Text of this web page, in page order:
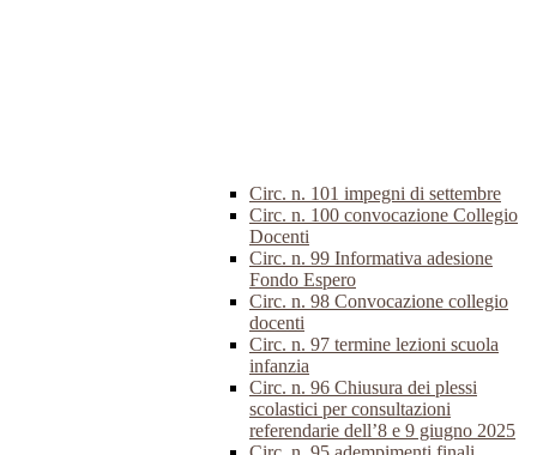
Circ. n. 101 impegni di settembre
Circ. n. 100 convocazione Collegio
Docenti
Circ. n. 99 Informativa adesione
Fondo Espero
Circ. n. 98 Convocazione collegio
docenti
Circ. n. 97 termine lezioni scuola
infanzia
Circ. n. 96 Chiusura dei plessi
scolastici per consultazioni
referendarie dell’8 e 9 giugno 2025